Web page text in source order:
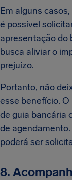
Em alguns
é possível
apresentação do
busca aliviar o
prejuízo.
Portanto, não
esse benefício.
de guia bancária
de
poderá ser
8.